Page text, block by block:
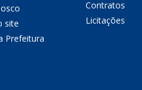
site
Prefeitura
Contratos
Licitações